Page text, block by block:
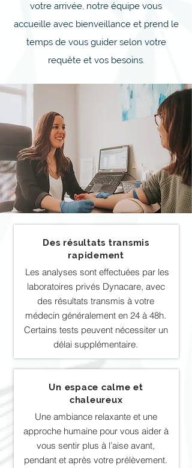
votre arrivée, notre équipe vous
accueille avec bienveillance et prend le
temps de vous guider selon votre
requête et vos besoins.
Des résultats transmis
rapidement
Les analyses sont effectuées par les
laboratoires privés Dynacare, avec
des résultats transmis à votre
médecin généralement en 24 à 48h.
Certains tests peuvent nécessiter un
délai supplémentaire.
Un espace calme et
chaleureux
Une ambiance relaxante et une
approche humaine pour vous aider à
vous sentir plus à l’aise avant,
pendant et après votre prélèvement.